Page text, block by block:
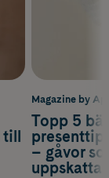
Magazine by
Topp 5
– gåvor
till